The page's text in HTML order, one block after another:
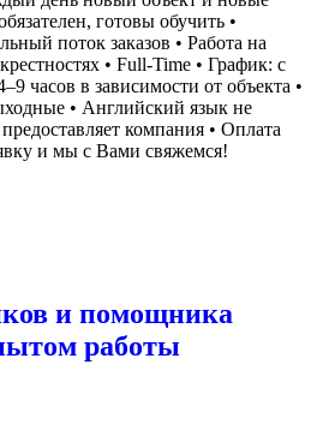
готовы обучить •
поток заказов • Работа на
• Full-Time • График: с
часов в зависимости от объекта •
• Английский язык не
компания • Оплата
и мы с Вами свяжемся!
и помощника
работы